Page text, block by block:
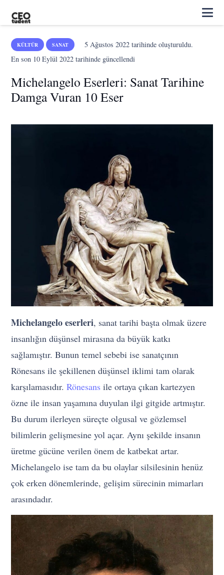
KÜLTÜR SANAT 5 Ağustos 2022tarihinde oluşturuldu.
En son 10 Eylül 2022 tarihinde güncellendi
Michelangelo Eserleri: Sanat Tarihine
Damga Vuran 10 Eser
Michelangelo eserleri, sanat tarihi başta olmak üzere
insanlığın düşünsel mirasına da büyük katkı
sağlamıştır. Bunun temel sebebi ise sanatçının
Rönesans ile şekillenen düşünsel iklimi tam olarak
karşılamasıdır.Rönesans ile ortaya çıkan kartezyen
özne ile insan yaşamına duyulan ilgi gitgide artmıştır.
Bu durum ilerleyen süreçte olgusal ve gözlemsel
bilimlerin gelişmesine yol açar. Aynı şekilde insanın
üretme gücüne verilen önem de katbekat artar.
Michelangelo ise tam da bu olaylar silsilesinin henüz
çok erken dönemlerinde, gelişim sürecinin mimarları
arasındadır.